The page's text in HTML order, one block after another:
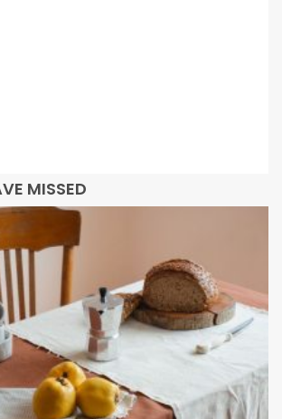
MISSED